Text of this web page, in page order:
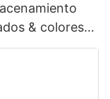
& colores